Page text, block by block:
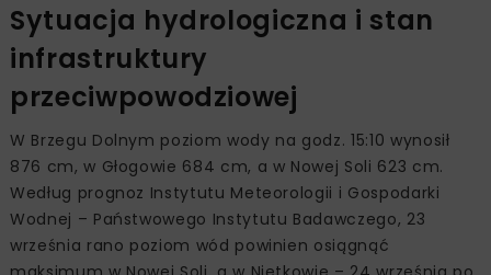
Sytuacja hydrologiczna i stan
infrastruktury
przeciwpowodziowej
W Brzegu Dolnym poziom wody na godz. 15:10 wynosił
876 cm, w Głogowie 684 cm, a w Nowej Soli 623 cm.
Według prognoz Instytutu Meteorologii i Gospodarki
Wodnej – Państwowego Instytutu Badawczego, 23
września rano poziom wód powinien osiągnąć